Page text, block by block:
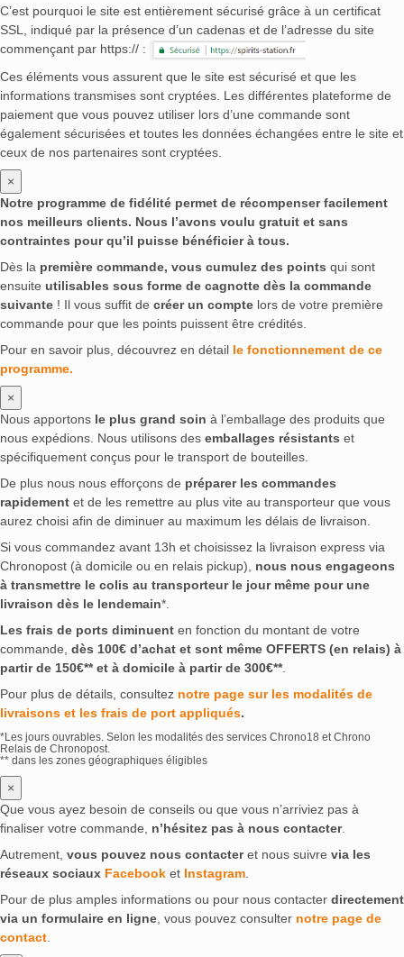
C’est pourquoi le site est entièrement sécurisé grâce à un certificat
SSL, indiqué par la présence d’un cadenas et de l’adresse du site
commençant par https:// :
Ces éléments vous assurent que le site est sécurisé et que les
informations transmises sont cryptées. Les différentes plateforme de
paiement que vous pouvez utiliser lors d’une commande sont
également sécurisées et toutes les données échangées entre le site et
ceux de nos partenaires sont cryptées.
×
Notre programme de fidélité permet de récompenser facilement
nos meilleurs clients. Nous l’avons voulu gratuit et sans
contraintes pour qu’il puisse bénéficier à tous.
Dès la première commande, vous cumulez des points qui sont
ensuite utilisables sous forme de cagnotte dès la commande
suivante ! Il vous suffit de créer un compte lors de votre première
commande pour que les points puissent être crédités.
Pour en savoir plus, découvrez en détail le fonctionnement de ce
programme.
×
Nous apportons le plus grand soin à l’emballage des produits que
nous expédions. Nous utilisons des emballages résistants et
spécifiquement conçus pour le transport de bouteilles.
De plus nous nous efforçons de préparer les commandes
rapidement et de les remettre au plus vite au transporteur que vous
aurez choisi afin de diminuer au maximum les délais de livraison.
Si vous commandez avant 13h et choisissez la livraison express via
Chronopost (à domicile ou en relais pickup), nous nous engageons
à transmettre le colis au transporteur le jour même pour une
livraison dès le lendemain*.
Les frais de ports diminuent en fonction du montant de votre
commande, dès 100€ d’achat et sont même OFFERTS (en relais) à
partir de 150€** et à domicile à partir de 300€**.
Pour plus de détails, consultez notre page sur les modalités de
livraisons et les frais de port appliqués.
*Les jours ouvrables. Selon les modalités des services Chrono18 et Chrono
Relais de Chronopost.
** dans les zones géographiques éligibles
×
Que vous ayez besoin de conseils ou que vous n’arriviez pas à
finaliser votre commande, n’hésitez pas à nous contacter.
Autrement, vous pouvez nous contacteret nous suivre via les
réseaux sociaux Facebook et Instagram
Pour de plus amples informations ou pour nous contacter directement
via un formulaire en ligne , vous pouvez consulter notre page de
contact